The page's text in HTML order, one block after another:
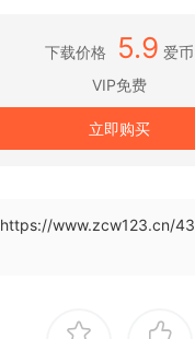
下载价格 5.9 爱币
VIP免费
立即购买
https://www.zcw123.cn/